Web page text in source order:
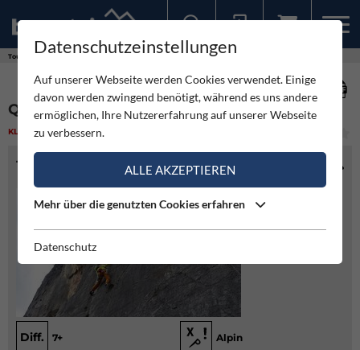
Touren
QUARRYWOMEN
KLETTERN MITTEL
TOURENINFO
Diff. 7+ Alpin
Datenschutzeinstellungen
Auf unserer Webseite werden Cookies verwendet. Einige
davon werden zwingend benötigt, während es uns andere
ermöglichen, Ihre Nutzererfahrung auf unserer Webseite
zu verbessern.
ALLE AKZEPTIEREN
Mehr über die genutzten Cookies erfahren
Datenschutz